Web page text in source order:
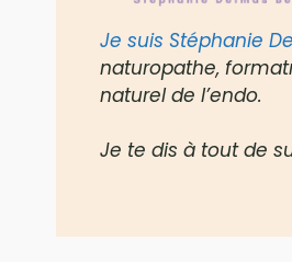
Je suis Stéphanie
naturopathe,
naturel de l’endo.
Je te dis à tout de